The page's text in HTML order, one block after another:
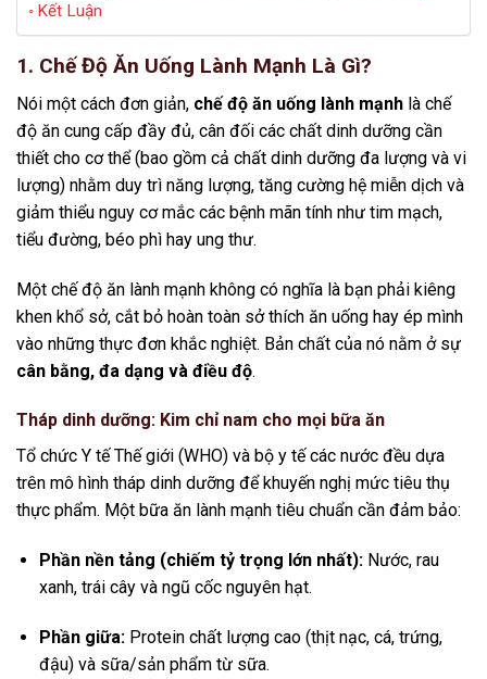
Kết Luận
1. Chế Độ Ăn Uống Lành Mạnh Là Gì?
Nói một cách đơn giản, chế độ ăn uống lành mạnh là chế
độ ăn cung cấp đầy đủ, cân đối các chất dinh dưỡng cần
thiết cho cơ thể (bao gồm cả chất dinh dưỡng đa lượng và vi
lượng) nhằm duy trì năng lượng, tăng cường hệ miễn dịch và
giảm thiểu nguy cơ mắc các bệnh mãn tính như tim mạch,
tiểu đường, béo phì hay ung thư.
Một chế độ ăn lành mạnh không có nghĩa là bạn phải kiêng
khen khổ sở, cắt bỏ hoàn toàn sở thích ăn uống hay ép mình
vào những thực đơn khắc nghiệt. Bản chất của nó nằm ở sự
cân bằng, đa dạng và điều độ.
Tháp dinh dưỡng: Kim chỉ nam cho mọi bữa ăn
Tổ chức Y tế Thế giới (WHO) và bộ y tế các nước đều dựa
trên mô hình tháp dinh dưỡng để khuyến nghị mức tiêu thụ
thực phẩm. Một bữa ăn lành mạnh tiêu chuẩn cần đảm bảo:
Phần nền tảng (chiếm tỷ trọng lớn nhất):Nước, rau
xanh, trái cây và ngũ cốc nguyên hạt.
Phần giữa:Protein chất lượng cao (thịt nạc, cá, trứng,
đậu) và sữa/sản phẩm từ sữa.